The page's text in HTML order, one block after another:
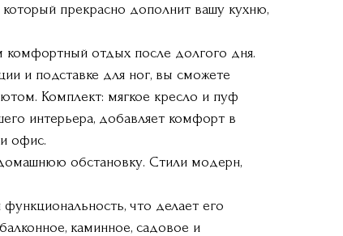
прекрасно дополнит вашу кухню,
комфортный отдых после долгого дня.
и подставке для ног, вы сможете
Комплект: мягкое кресло и пуф
интерьера, добавляет комфорт в
офис.
обстановку. Стили модерн,
что делает его
каминное, садовое и